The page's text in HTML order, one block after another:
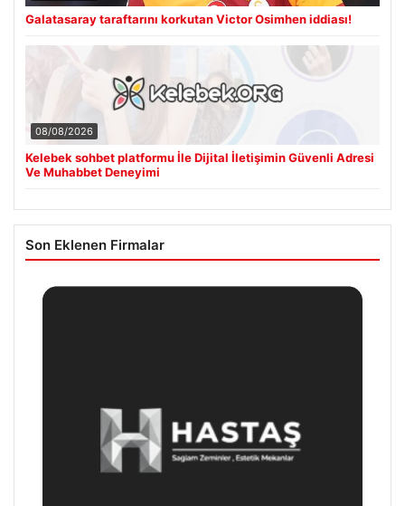
Galatasaray taraftarını korkutan Victor Osimhen iddiası!
08/08/2026
Kelebek sohbet platformu İle Dijital İletişimin Güvenli Adresi
Ve Muhabbet Deneyimi
Son Eklenen Firmalar